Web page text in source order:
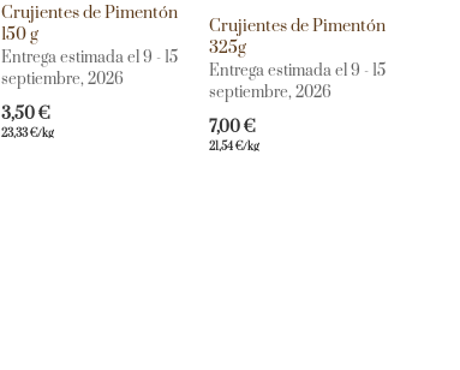
Crujientes de Pimentón
150 g
Entrega estimada el 9 - 15
septiembre, 2026
3,50€
23,33€/kg
Crujientes de Pimentón
325g
Entrega estimada el 9 - 15
septiembre, 2026
7,00€
21,54€/kg